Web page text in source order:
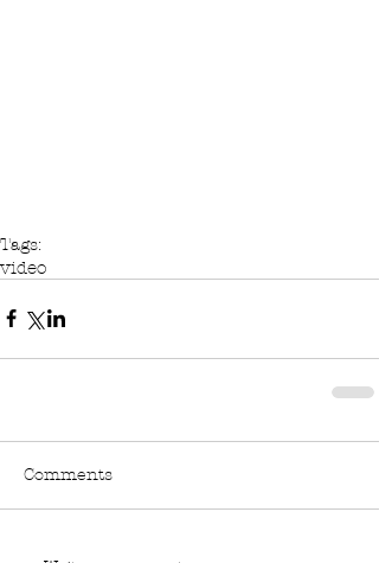
Tags:
video
Comments